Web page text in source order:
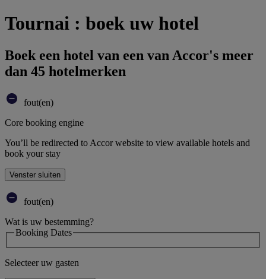
Tournai : boek uw hotel
Boek een hotel van een van Accor's meer
dan 45 hotelmerken
fout(en)
Core booking engine
You’ll be redirected to Accor website to view available hotels and
book your stay
Venster sluiten
fout(en)
Wat is uw bestemming?
Booking Dates
Selecteer uw gasten